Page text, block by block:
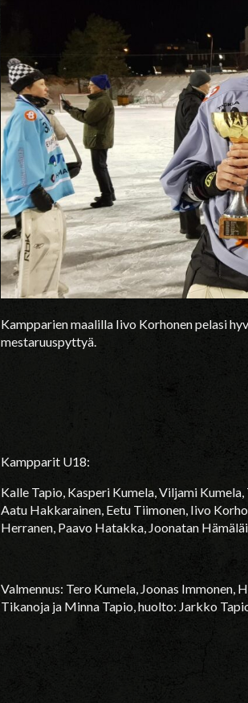
Kampparien maalilla Iivo Korhonen pelasi
mestaruuspyttyä.
Kampparit U18:
Kalle Tapio, Kasperi Kumela, Viljami
Aatu Hakkarainen, Eetu Tiimonen, Iivo
Herranen, Paavo Hatakka, Joonatan
Valmennus: Tero Kumela, Joonas Immonen,
Tikanoja ja Minna Tapio, huolto: Jarkko